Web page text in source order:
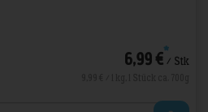
6,99 €*/ Stk